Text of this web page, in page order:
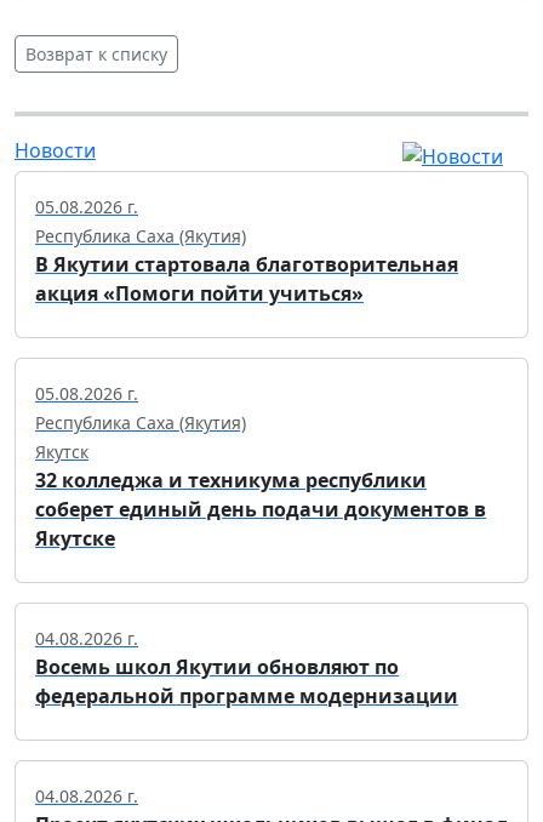
Возврат к списку
Новости
05.08.2026 г.
Республика Саха (Якутия)
В Якутии стартовала благотворительная
акция «Помоги пойти учиться»
05.08.2026 г.
Республика Саха (Якутия)
Якутск
32 колледжа и техникума республики
соберет единый день подачи документов в
Якутске
04.08.2026 г.
Восемь школ Якутии обновляют по
федеральной программе модернизации
04.08.2026 г.